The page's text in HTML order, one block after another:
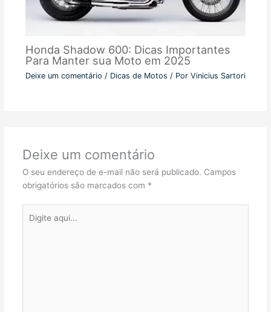
Honda Shadow 600: Dicas Importantes
Para Manter sua Moto em 2025
Deixe um comentário / Dicas de Motos / Por Vinicius Sartori
Deixe um comentário
O seu endereço de e-mail não será publicado. Campos
obrigatórios são marcados com *
aqui...